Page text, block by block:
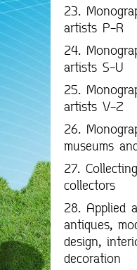
23.
artists P-R
24.
artists S-U
25.
artists V-Z
26.
museums
27.
collectors
28. Applied
antiques,
design,
decoration